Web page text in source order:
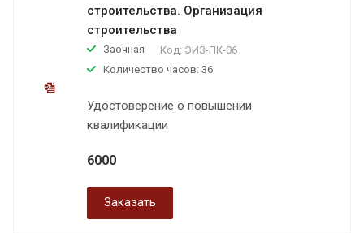
строительства. Организация
строительства
Заочная Код: ЭИЗ-ПК-06
Количество часов: 36
Удостоверение о повышении
квалификации
6000
Заказать